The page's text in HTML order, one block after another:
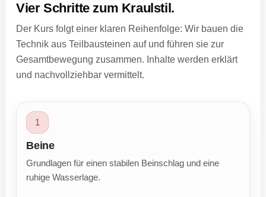
Vier Schritte zum Kraulstil.
Der Kurs folgt einer klaren Reihenfolge: Wir bauen die
Technik aus Teilbausteinen auf und führen sie zur
Gesamtbewegung zusammen. Inhalte werden erklärt
und nachvollziehbar vermittelt.
1
Beine
Grundlagen für einen stabilen Beinschlag und eine
ruhige Wasserlage.